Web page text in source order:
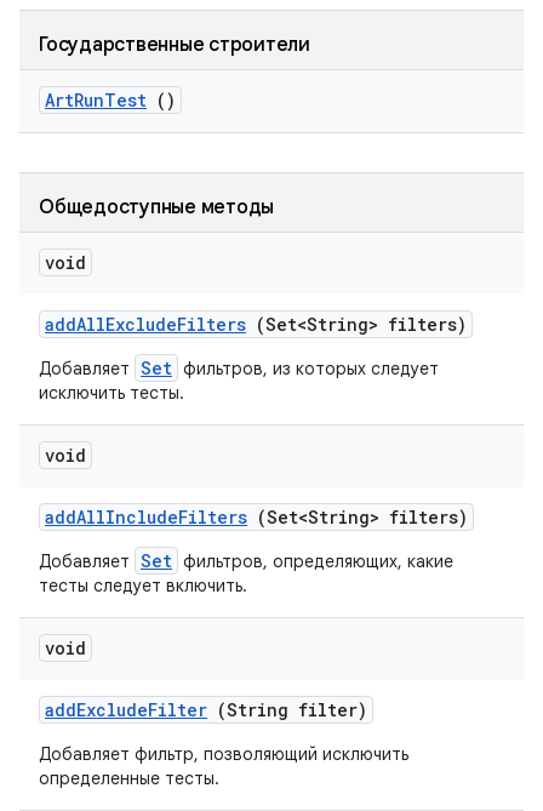
Государственные строители
ArtRunTest ()
Общедоступные методы
void
addAllExcludeFilters (Set<String> filters)
Добавляет Set фильтров, из которых следует
исключить тесты.
void
addAllIncludeFilters (Set<String> filters)
Добавляет Set фильтров, определяющих, какие
тесты следует включить.
void
addExcludeFilter (String filter)
Добавляет фильтр, позволяющий исключить
определенные тесты.